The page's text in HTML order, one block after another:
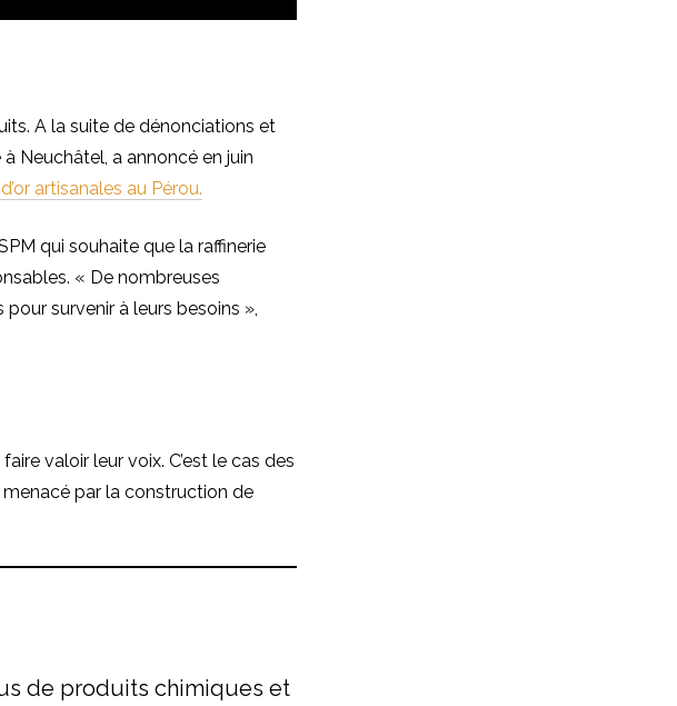
A la suite de dénonciations et
Neuchâtel, a annoncé en juin
artisanales au Pérou.
qui souhaite que la raffinerie
« De nombreuses
survenir à leurs besoins »,
valoir leur voix. C’est le cas des
par la construction de
de produits chimiques et